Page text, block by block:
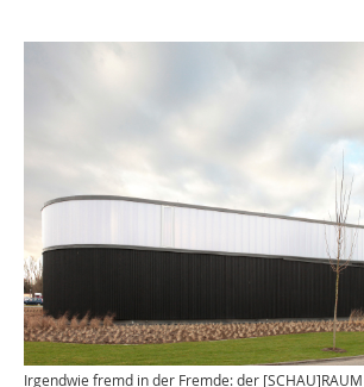
Irgendwie fremd in der Fremde: der